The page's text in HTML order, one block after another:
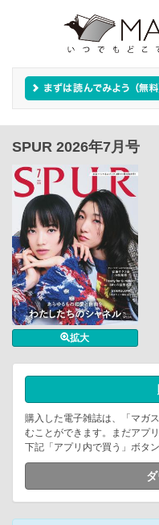
SPUR 2026年7月号
拡大
購入した電子雑誌は、「マガ
むことができます。まだアプ
下記「アプリ内で買う」ボタ